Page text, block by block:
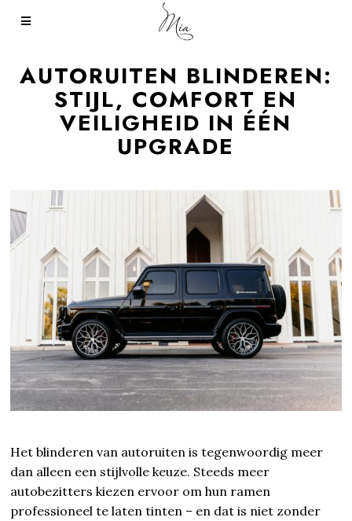
AUTORUITEN BLINDEREN:
STIJL, COMFORT EN
VEILIGHEID IN ÉÉN
UPGRADE
Het blinderen van autoruiten is tegenwoordig meer
dan alleen een stijlvolle keuze. Steeds meer
autobezitters kiezen ervoor om hun ramen
professioneel te laten tinten – en dat is niet zonder